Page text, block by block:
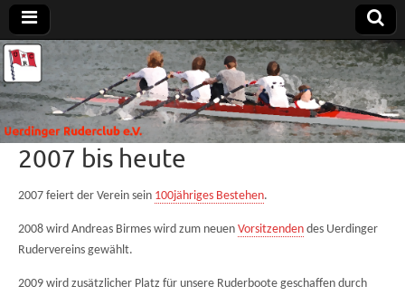
Uerdinger
Ruderclub
e.V.
Rudern in
Krefeld-
Uerdingen
2007 bis heute
2007 feiert der Verein sein 100jähriges Bestehen.
2008 wird Andreas Birmes wird zum neuen Vorsitzenden des Uerdinger
Rudervereins gewählt.
2009 wird zusätzlicher Platz für unsere Ruderboote geschaffen durch